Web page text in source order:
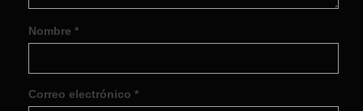
Nombre *
Correo electrónico *